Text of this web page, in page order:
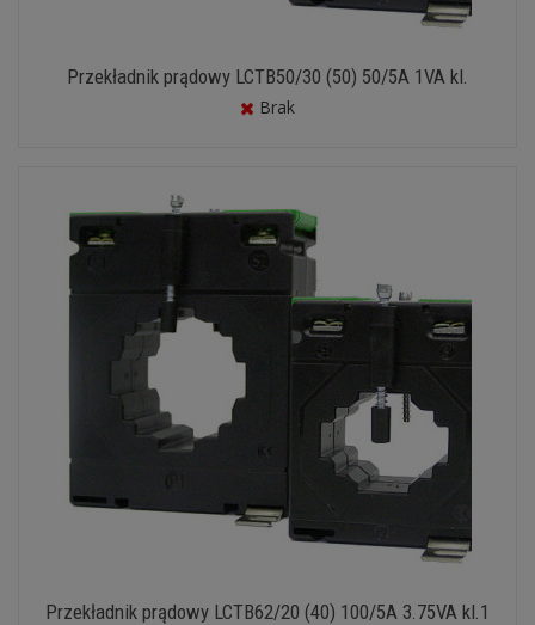
Przekładnik prądowy LCTB50/30 (50) 50/5A 1VA kl.
Brak
Przekładnik prądowy LCTB62/20 (40) 100/5A 3.75VA kl.1